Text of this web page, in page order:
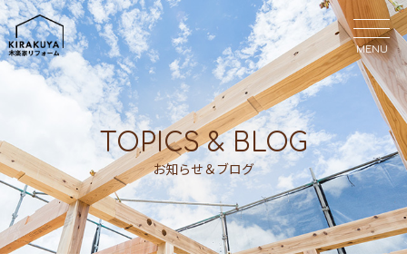
MENU
MENU
TOPICS & BLOG
お知らせ＆ブログ